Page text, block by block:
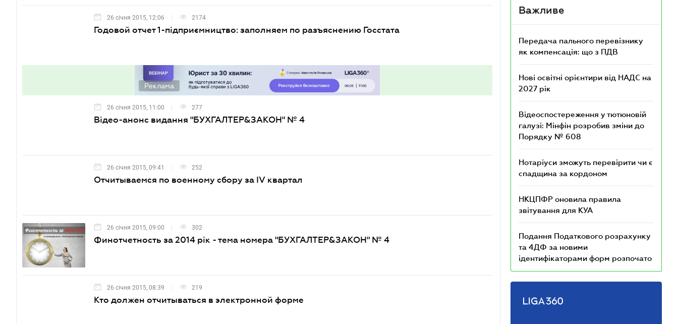
26 січня 2015, 12:06 2174
Годовой отчет 1-підприємництво: заполняем по разъяснению Госстата
Реклама
26 січня 2015, 11:00 277
Відео-анонс видання "БУХГАЛТЕР&ЗАКОН" № 4
26 січня 2015, 09:41 252
Отчитываемся по военному сбору за IV квартал
26 січня 2015, 09:00 302
Финотчетность за 2014 рік - тема номера "БУХГАЛТЕР&ЗАКОН" № 4
26 січня 2015, 08:39 219
Кто должен отчитываться в электронной форме
Важливе
Передача пального перевізнику
як компенсація: що з ПДВ
Нові освітні орієнтири від НАДС на
2027 рік
Відеоспостереження у тютюновій
галузі: Мінфін розробив зміни до
Порядку № 608
Нотаріуси зможуть перевірити чи є
спадщина за кордоном
НКЦПФР оновила правила
звітування для КУА
Подання Податкового розрахунку
та 4ДФ за новими
ідентифікаторами форм розпочато